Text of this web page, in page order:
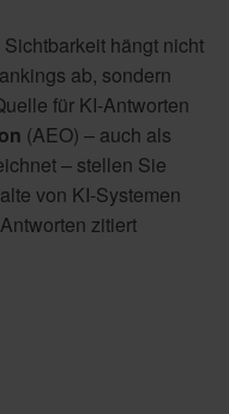
hängt nicht
ab, sondern
für KI-Antworten
(AEO) – auch als
– stellen Sie
von KI-Systemen
zitiert